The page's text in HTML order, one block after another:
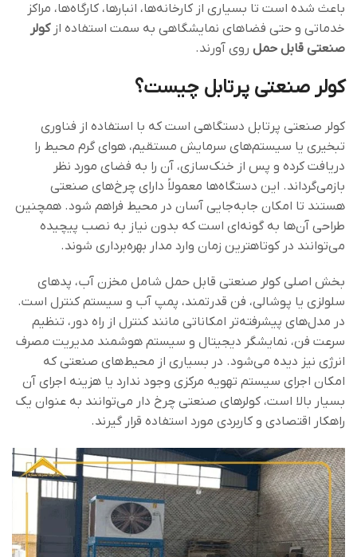
باعث شده است تا بسیاری از کارخانه‌ها، انبارها، کارگاه‌ها، مراکز
خدماتی و حتی فضاهای نمایشگاهی به سمت استفاده ازکولر
صنعتی قابل حمل روی آورند.
کولر صنعتی پرتابل چیست؟
کولر صنعتی پرتابل دستگاهی است که با استفاده از فناوری
تبخیری یا سیستم‌های سرمایش مستقیم، هوای گرم محیط را
دریافت کرده و پس از خنک‌سازی، آن را به فضای مورد نظر
بازمی‌گرداند. این دستگاه‌ها معمولاً دارای چرخ‌های صنعتی
هستند تا امکان جابه‌جایی آسان در محیط فراهم شود. همچنین
طراحی آن‌ها به گونه‌ای است که بدون نیاز به نصب پیچیده
می‌توانند در کوتاهترین زمان وارد مدار بهره‌برداری شوند.
بخش اصلی کولر صنعتی قابل حمل شامل مخزن آب، پدهای
سلولزی یا پوشالی، فن قدرتمند، پمپ آب و سیستم کنترل است.
در مدل‌های پیشرفته‌تر امکاناتی مانند کنترل از راه دور، تنظیم
سرعت فن، نمایشگر دیجیتال و سیستم هوشمند مدیریت مصرف
انرژی نیز دیده می‌شود. در بسیاری از محیط‌های صنعتی که
امکان اجرای سیستم تهویه مرکزی وجود ندارد یا هزینه اجرای آن
بسیار بالا است، کولرهای صنعتی چرخ دار می‌توانند به عنوان یک
راهکار اقتصادی و کاربردی مورد استفاده قرار گیرند.